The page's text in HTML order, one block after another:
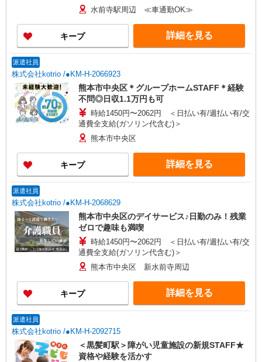
水前寺駅周辺 ≪車通勤OK≫
キープ 詳細を見る
派遣社員
株式会社kotrio /●KM-H-2066923
熊本市中央区＊グループホームSTAFF＊経験
不問◎日収1.1万円も可
時給1450円〜2062円 ＜日払い有/週払い有/交
通費全支給(ガソリン代含む)＞
熊本市中央区
キープ 詳細を見る
派遣社員
株式会社kotrio /●KM-H-2068629
熊本市中央区のデイサービス♪日勤のみ！残業
ゼロで趣味も満喫
時給1450円〜2062円 ＜日払い有/週払い有/交
通費全支給(ガソリン代含む)＞
熊本市中央区 新水前寺周辺
キープ 詳細を見る
派遣社員
株式会社kotrio /●KM-H-2092715
＜黒髪町駅＞障がい児童施設の新規STAFF★
資格や経験を活かす